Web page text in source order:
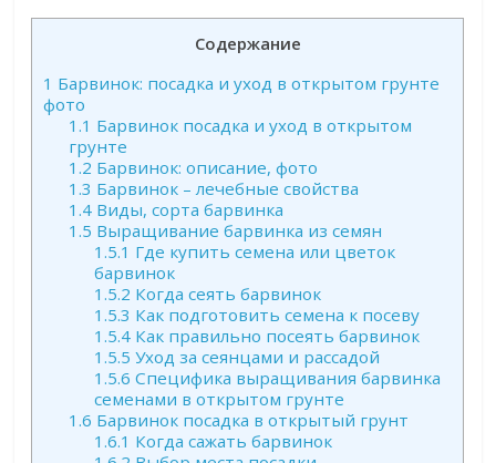
Содержание
1 Барвинок: посадка и уход в открытом грунте
фото
1.1 Барвинок посадка и уход в открытом
грунте
1.2 Барвинок: описание, фото
1.3 Барвинок – лечебные свойства
1.4 Виды, сорта барвинка
1.5 Выращивание барвинка из семян
1.5.1 Где купить семена или цветок
барвинок
1.5.2 Когда сеять барвинок
1.5.3 Как подготовить семена к посеву
1.5.4 Как правильно посеять барвинок
1.5.5 Уход за сеянцами и рассадой
1.5.6 Специфика выращивания барвинка
семенами в открытом грунте
1.6 Барвинок посадка в открытый грунт
1.6.1 Когда сажать барвинок